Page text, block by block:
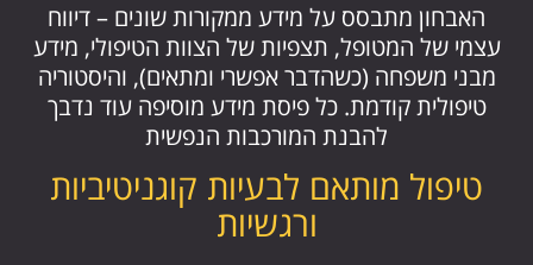
האבחון מתבסס על מידע ממקורות שונים – דיווח
עצמי של המטופל, תצפיות של הצוות הטיפולי, מידע
מבני משפחה (כשהדבר אפשרי ומתאים), והיסטוריה
טיפולית קודמת. כל פיסת מידע מוסיפה עוד נדבך
להבנת המורכבות הנפשית
טיפול מותאם לבעיות קוגניטיביות
ורגשיות